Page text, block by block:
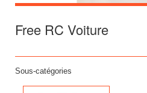
Free RC Voiture
Sous-catégories